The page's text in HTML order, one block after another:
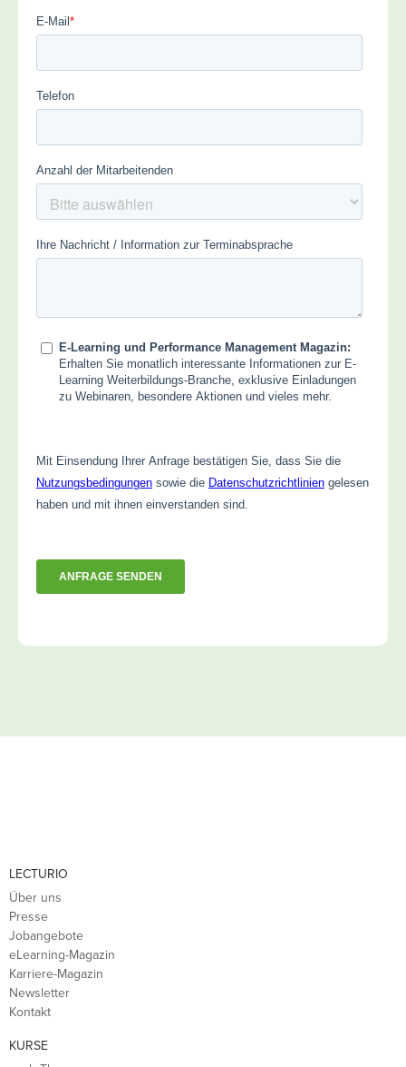
LECTURIO
Über uns
Presse
Jobangebote
eLearning-Magazin
Karriere-Magazin
Newsletter
Kontakt
KURSE